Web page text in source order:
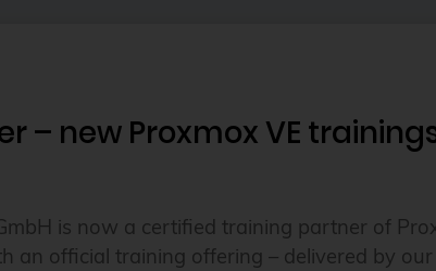
– new Proxmox VE
is now a certified training partner of
an official training offering – delivered by